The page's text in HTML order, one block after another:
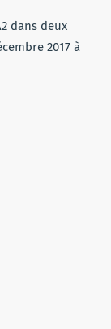
dans deux
2017 à